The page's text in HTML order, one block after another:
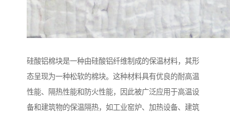
硅酸铝棉块是一种由硅酸铝纤维制成的保温材料，其形
态呈现为一种松软的棉块。这种材料具有优良的耐高温
性能、隔热性能和防火性能，因此被广泛应用于高温设
备和建筑物的保温隔热，如工业窑炉、加热设备、建筑